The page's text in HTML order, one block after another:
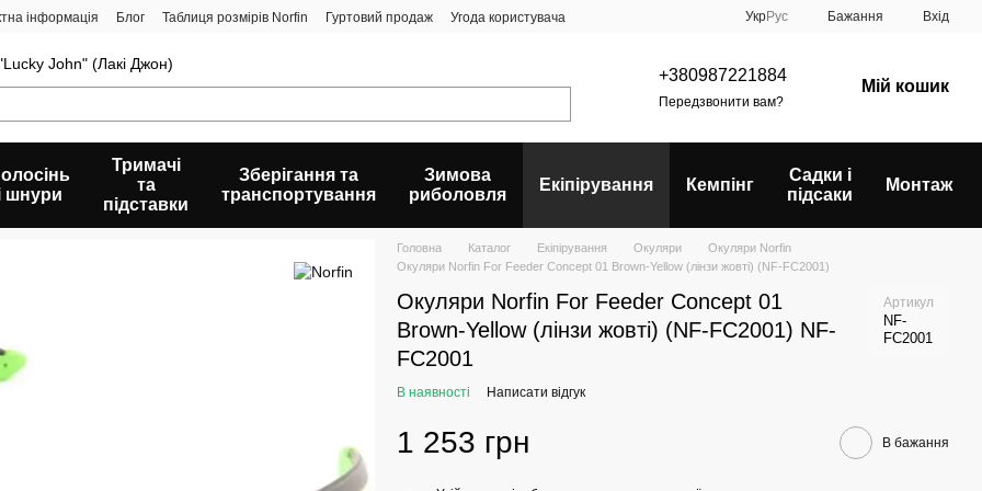
інформація Блог Таблиця розмірів Norfin Гуртовий продаж
Угода користувача
УкрРус Бажання Вхід
John" (Лакі Джон)
+380987221884
Передзвонити вам?
Мій кошик
шнури
Тримачі
та
підставки
Зберігання та
транспортування
Зимова
риболовля
Екіпірування Кемпінг
Садки і
підсаки
Монтаж
Головна Каталог Екіпірування Окуляри
Окуляри Norfin
Окуляри Norfin For Feeder Concept 01 Brown-Yellow (лінзи жовті) (NF-FC2001)
Окуляри Norfin For Feeder Concept 01
Brown-Yellow (лінзи жовті) (NF-FC2001) NF-
FC2001
Артикул
NF-
FC2001
В наявності Написати відгук
1 253 грн В бажання